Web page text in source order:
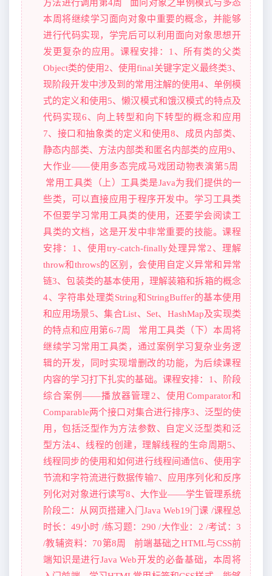
方法进行调用第4周 面向对象之单例模式与多态
本周将继续学习面向对象中重要的概念，并能够
进行代码实现，学完后可以利用面向对象思想开
发更复杂的应用。课程安排：1、所有类的父类
Object类的使用2、使用final关键字定义最终类3、
现阶段开发中涉及到的常用注解的使用4、单例模
式的定义和使用5、懒汉模式和饿汉模式的特点及
代码实现6、向上转型和向下转型的概念和应用
7、接口和抽象类的定义和使用8、成员内部类、
静态内部类、方法内部类和匿名内部类的应用9、
大作业——使用多态完成马戏团动物表演第5周
常用工具类（上）工具类是Java为我们提供的一
些类，可以直接应用于程序开发中。学习工具类
不但要学习常用工具类的使用，还要学会阅读工
具类的文档，这是开发中非常重要的技能。课程
安排：1、使用try-catch-finally处理异常2、理解
throw和throws的区别，会使用自定义异常和异常
链3、包装类的基本使用，理解装箱和拆箱的概念
4、字符串处理类String和StringBuffer的基本使用
和应用场景5、集合List、Set、HashMap及实现类
的特点和应用第6-7周 常用工具类（下）本周将
继续学习常用工具类，通过案例学习复杂业务逻
辑的开发，同时实现增删改的功能，为后续课程
内容的学习打下扎实的基础。课程安排：1、阶段
综合案例——播放器管理2、使用Comparator和
Comparable两个接口对集合进行排序3、泛型的使
用，包括泛型作为方法参数、自定义泛型类和泛
型方法4、线程的创建，理解线程的生命周期5、
线程同步的使用和如何进行线程间通信6、使用字
节流和字符流进行数据传输7、应用序列化和反序
列化对对象进行读写8、大作业——学生管理系统
阶段二：从网页搭建入门Java Web19门课 /课程总
时长：49小时 /练习题：290 /大作业：2 /考试：3
/教辅资料：70第8周 前端基础之HTML与CSS前
端知识是进行Java Web开发的必备基础，本周将